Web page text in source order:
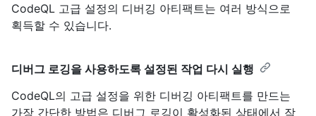
CodeQL 고급 설정의 디버깅 아티팩트는 여러 방식으로
획득할 수 있습니다.
디버그 로깅을 사용하도록 설정된 작업 다시 실행
CodeQL의 고급 설정을 위한 디버깅 아티팩트를 만드는
가장 간단한 방법은 디버그 로깅이 활성화된 상태에서 작